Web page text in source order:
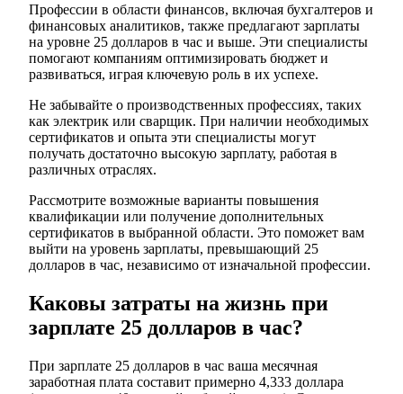
Профессии в области финансов, включая бухгалтеров и
финансовых аналитиков, также предлагают зарплаты
на уровне 25 долларов в час и выше. Эти специалисты
помогают компаниям оптимизировать бюджет и
развиваться, играя ключевую роль в их успехе.
Не забывайте о производственных профессиях, таких
как электрик или сварщик. При наличии необходимых
сертификатов и опыта эти специалисты могут
получать достаточно высокую зарплату, работая в
различных отраслях.
Рассмотрите возможные варианты повышения
квалификации или получение дополнительных
сертификатов в выбранной области. Это поможет вам
выйти на уровень зарплаты, превышающий 25
долларов в час, независимо от изначальной профессии.
Каковы затраты на жизнь при
зарплате 25 долларов в час?
При зарплате 25 долларов в час ваша месячная
заработная плата составит примерно 4,333 доллара